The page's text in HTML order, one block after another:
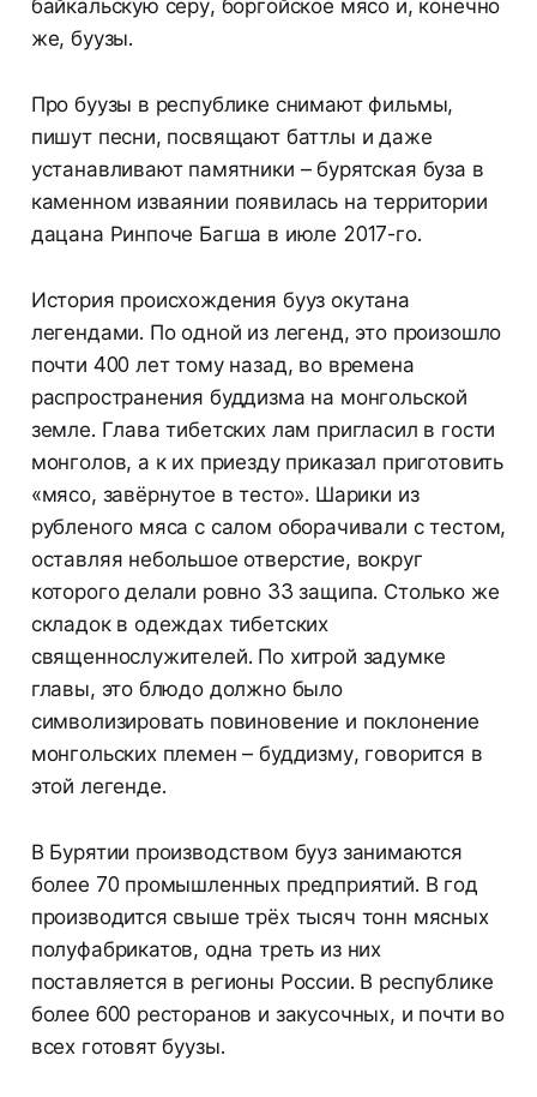
байкальскую серу, боргойское мясо и, конечно
же, буузы.
Про буузы в республике снимают фильмы,
пишут песни, посвящают баттлы и даже
устанавливают памятники – бурятская буза в
каменном изваянии появилась на территории
дацана Ринпоче Багша в июле 2017-го.
История происхождения бууз окутана
легендами. По одной из легенд, это произошло
почти 400 лет тому назад, во времена
распространения буддизма на монгольской
земле. Глава тибетских лам пригласил в гости
монголов, а к их приезду приказал приготовить
«мясо, завёрнутое в тесто». Шарики из
рубленого мяса с салом оборачивали с тестом,
оставляя небольшое отверстие, вокруг
которого делали ровно 33 защипа. Столько же
складок в одеждах тибетских
священнослужителей. По хитрой задумке
главы, это блюдо должно было
символизировать повиновение и поклонение
монгольских племен – буддизму, говорится в
этой легенде.
В Бурятии производством бууз занимаются
более 70 промышленных предприятий. В год
производится свыше трёх тысяч тонн мясных
полуфабрикатов, одна треть из них
поставляется в регионы России. В республике
более 600 ресторанов и закусочных, и почти во
всех готовят буузы.